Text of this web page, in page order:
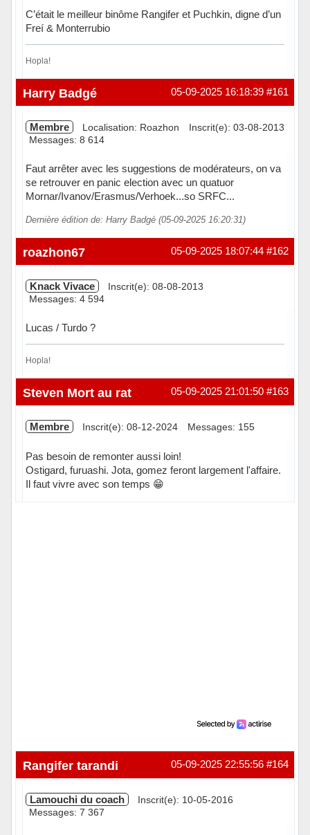
C’était le meilleur binôme Rangifer et Puchkin, digne d’un
Freí & Monterrubio
Hopla!
Hors ligne #161
05-09-2025 16:18:39
Harry Badgé
Membre Localisation: Roazhon
Inscrit(e): 03-08-2013
Messages: 8 614
Faut arrêter avec les suggestions de modérateurs, on va
se retrouver en panic election avec un quatuor
Mornar/Ivanov/Erasmus/Verhoek...so SRFC...
Dernière édition de: Harry Badgé (05-09-2025 16:20:31)
Hors ligne #162
05-09-2025 18:07:44
roazhon67
Knack Vivace
Inscrit(e): 08-08-2013
Messages: 4 594
Lucas / Turdo ?
Hopla!
Hors ligne #163
05-09-2025 21:01:50
Steven Mort au rat
Membre Inscrit(e): 08-12-2024 Messages: 155
Pas besoin de remonter aussi loin!
Ostigard, furuashi. Jota, gomez feront largement l'affaire.
Il faut vivre avec son temps 😁
#164
05-09-2025 22:55:56
Rangifer tarandi
Lamouchi du coach
Inscrit(e): 10-05-2016
Messages: 7 367